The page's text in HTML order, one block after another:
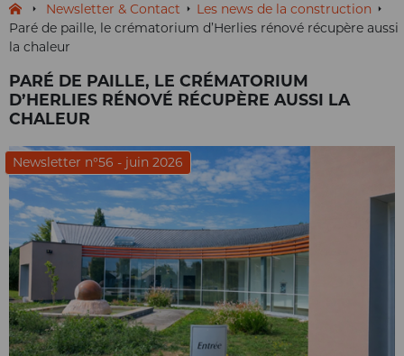
Newsletter & Contact
Les news de la construction
Paré de paille, le crématorium d’Herlies rénové récupère aussi
la chaleur
PARÉ DE PAILLE, LE CRÉMATORIUM
D’HERLIES RÉNOVÉ RÉCUPÈRE AUSSI LA
CHALEUR
Newsletter n°56 - juin 2026